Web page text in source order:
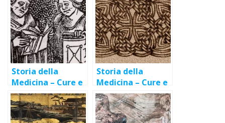
Storia della
Medicina – Cure e
rimedi ai tempi
dell’antica Roma
Storia della
Medicina – Cure e
rimedi ai tempi
degli antichi Celti